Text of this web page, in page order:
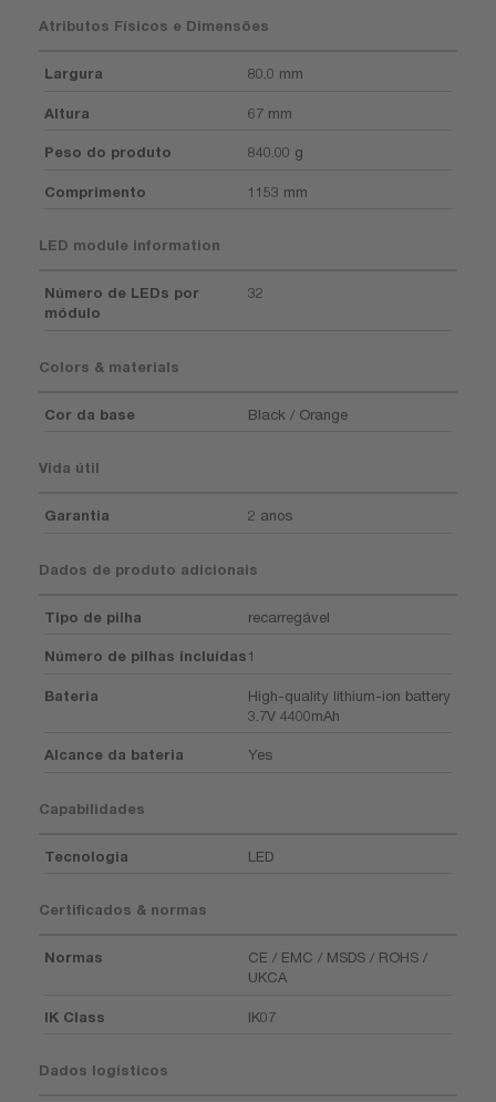
Atributos Físicos e Dimensões
Largura 80.0 mm
Altura 67 mm
Peso do produto 840.00 g
Comprimento 1153 mm
LED module information
Número de LEDs por
módulo
32
Colors & materials
Cor da base Black / Orange
Vida útil
Garantia 2 anos
Dados de produto adicionais
Tipo de pilha recarregável
Número de pilhas incluídas1
Bateria
High-quality lithium-ion battery
3.7V 4400mAh
Alcance da bateria Yes
Capabilidades
Tecnologia LED
Certificados & normas
Normas
CE / EMC / MSDS / ROHS /
UKCA
IK Class IK07
Dados logísticos